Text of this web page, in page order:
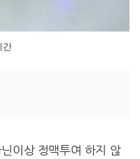
간
이상 정맥투여 하지 않